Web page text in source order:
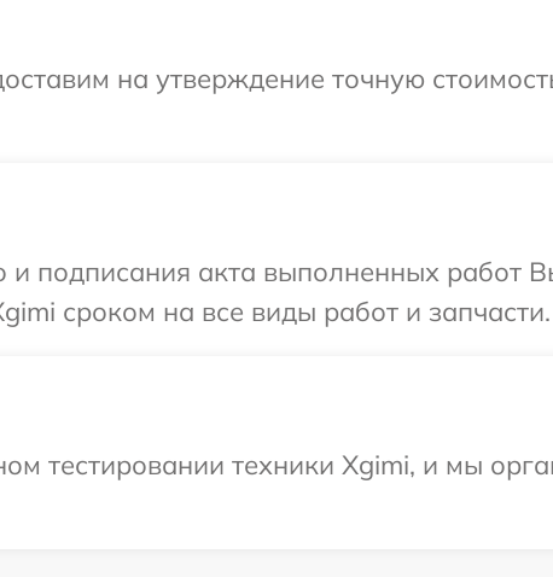
на утверждение точную
и подписания акта выполненных работ
сроком на все виды работ и запчасти.
тестировании техники Xgimi, и мы